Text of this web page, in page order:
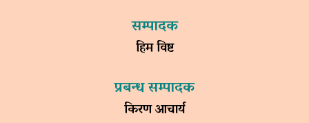
सम्पादक
हिम विष्ट
प्रबन्ध सम्पादक
किरण आचार्य